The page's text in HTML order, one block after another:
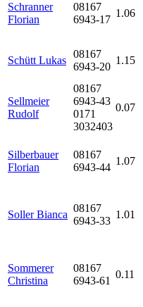
Schranner
Florian
08167
6943-17
1.06
Schütt Lukas
08167
6943-20
1.15
Sellmeier
Rudolf
08167
6943-43
0171
3032403
0.07
Silberbauer
Florian
08167
6943-44
1.07
Soller Bianca
08167
6943-33
1.01
Sommerer
Christina
08167
6943-61
0.11